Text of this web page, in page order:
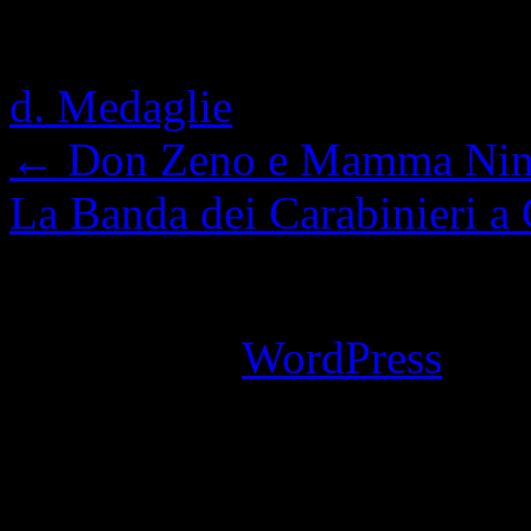
d. Medaglie
← Don Zeno e Mamma
La Banda dei Carabinieri
WordPress